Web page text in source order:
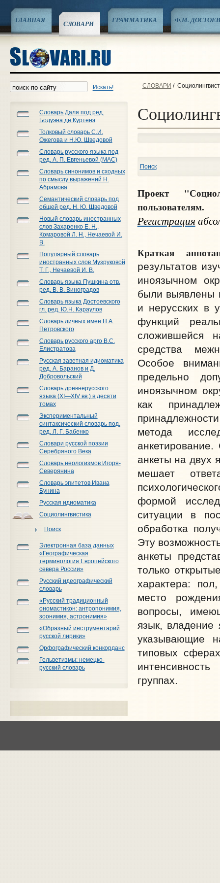
ГЛАВНАЯ СЛОВАРИ ГРАММАТИКА Ф.М.
Искать!
Словарь Даля под ред.
Бодуэна де Куртенэ
Толковый словарь С.И.
Ожегова и Н.Ю. Шведовой
Словарь русского языка под
ред. А. П. Евгеньевой (МАС)
Словарь синонимов и сходных
по смыслу выражений Н.
Абрамова
Семантический словарь под
общей ред. Н. Ю. Шведовой
Новый словарь иностранных
слов Захаренко Е. Н.,
Комаровой Л. Н., Нечаевой И.
В.
Популярный словарь
иностранных слов Музруковой
Т. Г., Нечаевой И. В.
Словарь языка Пушкина отв.
ред. В. В. Виноградов
Словарь языка Достоевского
гл. ред. Ю.Н. Караулов
Словарь личных имен Н.А.
Петровского
Словарь русского арго В.С.
Елистратова
Русская заветная идиоматика
ред. А. Баранов и Д.
Добровольский
Словарь древнерусского
языка (XI—XIV вв.) в десяти
томах
Экспериментальный
синтаксический словарь под.
ред. Л. Г. Бабенко
Словари русской поэзии
Серебряного Века
Словарь неологизмов Игоря-
Северянина
Словарь эпитетов Ивана
Бунина
Русская идиоматика
Социолингвистика
Поиск
Электронная база данных
«Географическая
терминология Европейского
севера России»
Русский идеографический
словарь
«Русский традиционный
ономастикон: антропонимия,
зоонимия, астронимия»
«Образный инструментарий
русской лирики»
Орфографический конкорданс
Гельветизмы: немецко-
русский словарь
СЛОВАРИ /
Поиск
Проект
пользователям.
Регистрация
Краткая
результатов
иноязычном
были выявлены
и нерусских в
функций
сложившейся
средства
Особое
предельно
иноязычном
как
метода
анкеты на двух
мешает
формой
ситуации в
обработка
Эту
анкеты
только
характера:
место
вопросы,
язык,
указывающие
типовых
группах.